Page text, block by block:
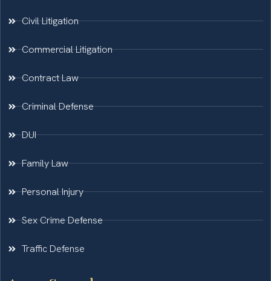
Civil Litigation
Commercial Litigation
Contract Law
Criminal Defense
DUI
Family Law
Personal Injury
Sex Crime Defense
Traffic Defense